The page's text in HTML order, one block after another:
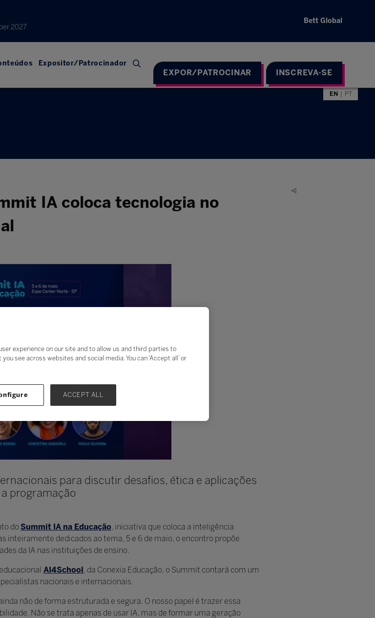
2027
Bett Global
Expositor/Patrocinador
EXPOR/PATROCINAR INSCREVA-SE
EN PT
IA coloca tecnologia no
para discutir desafios, ética e aplicações
programação
do Summit IA na Educação, iniciativa que coloca a inteligência
inteiramente dedicados ao tema, 5 e 6 de maio, o encontro propõe
da IA nas instituições de ensino.
AI4School, da Conexia Educação, o Summit contará com um
nacionais e internacionais.
não de forma estruturada e segura. O nosso papel é trazer essa
Não se trata apenas de usar IA, mas de formar uma geração
experience on our site and to allow us and third parties to
see across websites and social media. You can ‘Accept all’ or
ACCEPT ALL